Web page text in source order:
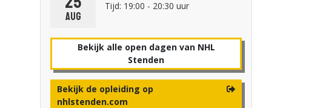
aug
Tijd: 19:00 - 20:30 uur
Bekijk alle open dagen van NHL
Stenden
Bekijk de opleiding op
nhlstenden.com